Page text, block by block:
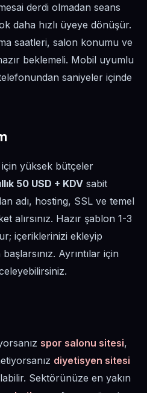
derdi olmadan seans
daha hızlı üyeye dönüşür.
saatleri, salon konumu ve
beklemeli. Mobil uyumlu
saniyeler içinde
yüksek bütçeler
50 USD + KDV sabit
adı, hosting, SSL ve temel
alırsınız. Hazır şablon 1-3
içeriklerinizi ekleyip
Ayrıntılar için
spor salonu sitesi,
diyetisyen sitesi
Sektörünüze en yakın